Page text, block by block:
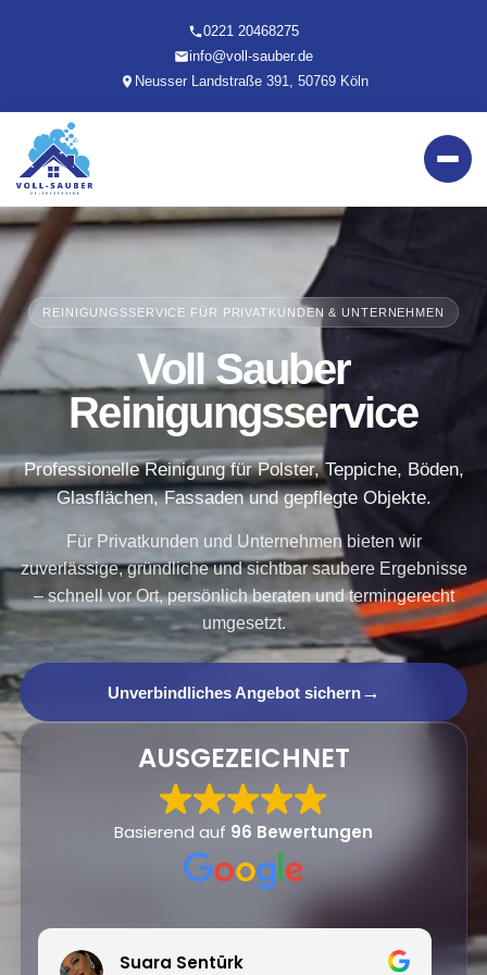
0221 20468275
info@voll-sauber.de
Neusser Landstraße 391, 50769 Köln
REINIGUNGSSERVICE FÜR PRIVATKUNDEN & UNTERNEHMEN
Voll Sauber
Reinigungsservice
Professionelle Reinigung für Polster, Teppiche, Böden,
Glasflächen, Fassaden und gepflegte Objekte.
Für Privatkunden und Unternehmen bieten wir
zuverlässige, gründliche und sichtbar saubere Ergebnisse
– schnell vor Ort, persönlich beraten und termingerecht
umgesetzt.
Unverbindliches Angebot sichern→
AUSGEZEICHNET
Basierend auf 96 Bewertungen
Justin Cybula